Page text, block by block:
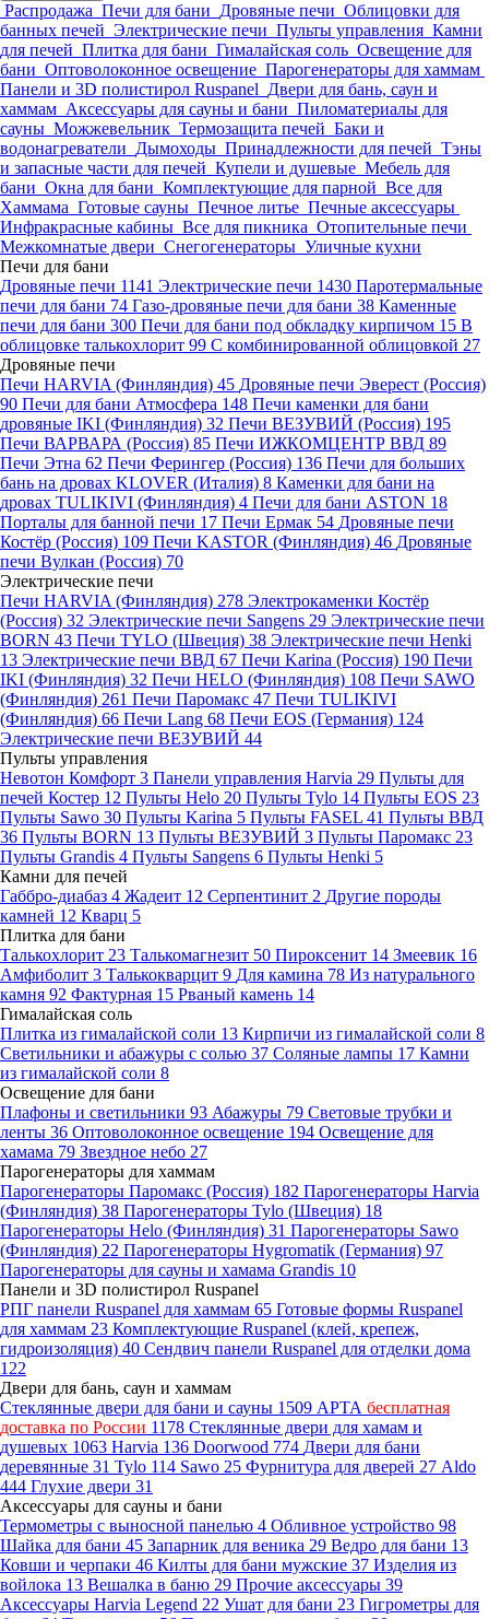
Распродажа Печи для бани Дровяные печи Облицовки для
банных печей Электрические печи Пульты управления Камни
для печей Плитка для бани Гималайская соль Освещение для
бани Оптоволоконное освещение Парогенераторы для хаммам
Панели и 3D полистирол Ruspanel Двери для бань, саун и
хаммам Аксессуары для сауны и бани Пиломатериалы для
сауны Можжевельник Термозащита печей Баки и
водонагреватели Дымоходы Принадлежности для печей Тэны
и запасные части для печей Купели и душевые Мебель для
бани Окна для бани Комплектующие для парной Все для
Хаммама Готовые сауны Печное литье Печные аксессуары
Инфракрасные кабины Все для пикника Отопительные печи
Межкомнатые двери Снегогенераторы Уличные кухни
Печи для бани
Дровяные печи 1141 Электрические печи 1430 Паротермальные
печи для бани 74 Газо-дровяные печи для бани 38 Каменные
печи для бани 300 Печи для бани под обкладку кирпичом 15 В
облицовке талькохлорит 99 С комбинированной облицовкой 27
Дровяные печи
Печи HARVIA (Финляндия) 45 Дровяные печи Эверест (Россия)
90 Печи для бани Атмосфера 148 Печи каменки для бани
дровяные IKI (Финляндия) 32 Печи ВЕЗУВИЙ (Россия) 195
Печи ВАРВАРА (Россия) 85 Печи ИЖКОМЦЕНТР ВВД 89
Печи Этна 62 Печи Ферингер (Россия) 136 Печи для больших
бань на дровах KLOVER (Италия) 8 Каменки для бани на
дровах TULIKIVI (Финляндия) 4 Печи для бани ASTON 18
Порталы для банной печи 17 Печи Ермак 54 Дровяные печи
Костёр (Россия) 109 Печи KASTOR (Финляндия) 46 Дровяные
печи Вулкан (Россия) 70
Электрические печи
Печи HARVIA (Финляндия) 278 Электрокаменки Костёр
(Россия) 32 Электрические печи Sangens 29 Электрические печи
BORN 43 Печи TYLO (Швеция) 38 Электрические печи Henki
13 Электрические печи ВВД 67 Печи Karina (Россия) 190 Печи
IKI (Финляндия) 32 Печи HELO (Финляндия) 108 Печи SAWO
(Финляндия) 261 Печи Паромакс 47 Печи TULIKIVI
(Финляндия) 66 Печи Lang 68 Печи EOS (Германия) 124
Электрические печи ВЕЗУВИЙ 44
Пульты управления
Невотон Комфорт 3 Панели управления Harvia 29 Пульты для
печей Костер 12 Пульты Helo 20 Пульты Tylo 14 Пульты EOS 23
Пульты Sawo 30 Пульты Karina 5 Пульты FASEL 41 Пульты ВВД
36 Пульты BORN 13 Пульты ВЕЗУВИЙ 3 Пульты Паромакс 23
Пульты Grandis 4 Пульты Sangens 6 Пульты Henki 5
Камни для печей
Габбро-диабаз 4 Жадеит 12 Серпентинит 2 Другие породы
камней 12 Кварц 5
Плитка для бани
Талькохлорит 23 Талькомагнезит 50 Пироксенит 14 Змеевик 16
Амфиболит 3 Талькокварцит 9 Для камина 78 Из натурального
камня 92 Фактурная 15 Рваный камень 14
Гималайская соль
Плитка из гималайской соли 13 Кирпичи из гималайской соли 8
Светильники и абажуры с солью 37 Соляные лампы 17 Камни
из гималайской соли 8
Освещение для бани
Плафоны и светильники 93 Абажуры 79 Световые трубки и
ленты 36 Оптоволоконное освещение 194 Освещение для
хамама 79 Звездное небо 27
Парогенераторы для хаммам
Парогенераторы Паромакс (Россия) 182 Парогенераторы Harvia
(Финляндия) 38 Парогенераторы Tylo (Швеция) 18
Парогенераторы Helo (Финляндия) 31 Парогенераторы Sawo
(Финляндия) 22 Парогенераторы Hygromatik (Германия) 97
Парогенераторы для сауны и хамама Grandis 10
Панели и 3D полистирол Ruspanel
РПГ панели Ruspanel для хаммам 65 Готовые формы Ruspanel
для хаммам 23 Комплектующие Ruspanel (клей, крепеж,
гидроизоляция) 40 Сендвич панели Ruspanel для отделки дома
122
Двери для бань, саун и хаммам
Стеклянные двери для бани и сауны 1509 АРТА бесплатная
доставка по России 1178 Стеклянные двери для хамам и
душевых 1063 Harvia 136 Doorwood 774 Двери для бани
деревянные 31 Tylo 114 Sawo 25 Фурнитура для дверей 27 Aldo
444 Глухие двери 31
Аксессуары для сауны и бани
Термометры с выносной панелью 4 Обливное устройство 98
Шайка для бани 45 Запарник для веника 29 Ведро для бани 13
Ковши и черпаки 46 Килты для бани мужские 37 Изделия из
войлока 13 Вешалка в баню 29 Прочие аксессуары 39
Аксессуары Harvia Legend 22 Ушат для бани 23 Гигрометры для